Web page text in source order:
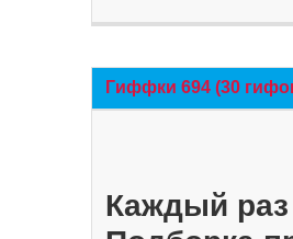
Гиффки 694 (30
Каждый